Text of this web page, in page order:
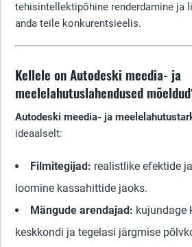
tehisintellektipõhine renderdamine ja
anda teile konkurentsieelis.
Kellele on Autodeski meedia- ja
meelelahutuslahendused
Autodeski meedia- ja
ideaalselt:
Filmitegijad: realistlike efektide
loomine kassahittide jaoks.
Mängude arendajad: kujundage
keskkondi ja tegelasi järgmise